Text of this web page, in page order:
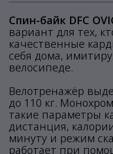
Спин-байк DFC
вариант для тех,
качественные
себя дома,
велосипеде.
Велотренажёр
до 110 кг.
такие параметры
дистанция,
минуту и режим
работает при